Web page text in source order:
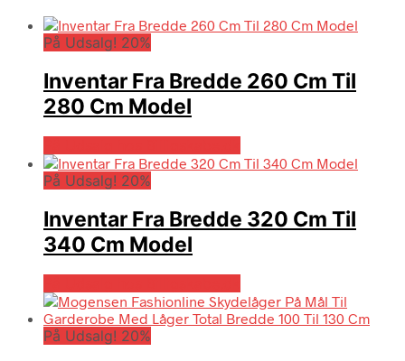
På Udsalg! 20%
Inventar Fra Bredde 260 Cm Til
280 Cm Model
På Udsalg! 20%
Inventar Fra Bredde 320 Cm Til
340 Cm Model
På Udsalg! 20%